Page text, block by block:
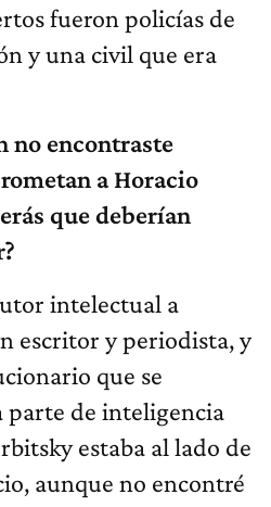
fueron policías de
y una civil que era
no encontraste
a Horacio
que deberían
intelectual a
escritor y periodista, y
que se
parte de inteligencia
estaba al lado de
aunque no encontré